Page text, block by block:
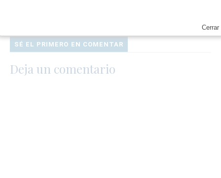
SÉ EL PRIMERO EN COMENTAR
Deja un comentario
Cerrar